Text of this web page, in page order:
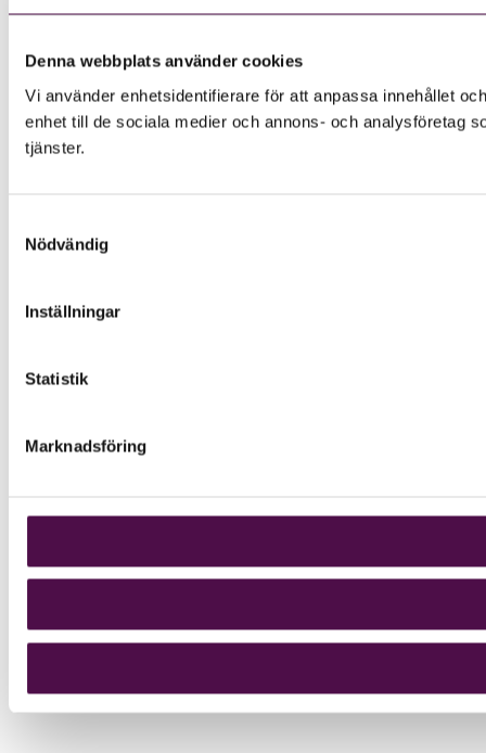
Denna webbplats använder cookies
Vi använder enhetsidentifierare för att anpassa innehållet
enhet till de sociala medier och annons- och analysföretag
tjänster.
Nödvändig
Inställningar
Statistik
Marknadsföring